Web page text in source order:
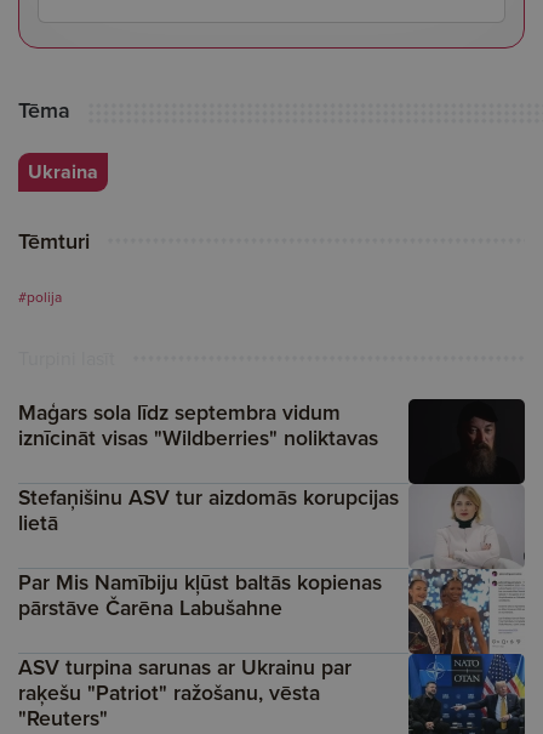
Tēma
Ukraina
Tēmturi
#polija
Maģars sola līdz septembra vidum
iznīcināt visas "Wildberries" noliktavas
Stefaņišinu ASV tur aizdomās korupcijas
lietā
Par Mis Namībiju kļūst baltās kopienas
pārstāve Čarēna Labušahne
ASV turpina sarunas ar Ukrainu par
raķešu "Patriot" ražošanu, vēsta
"Reuters"